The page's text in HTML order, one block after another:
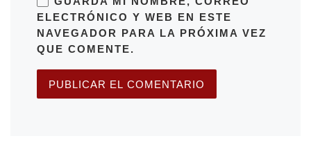
ELECTRÓNICO Y WEB EN ESTE
NAVEGADOR PARA LA PRÓXIMA VEZ
QUE COMENTE.